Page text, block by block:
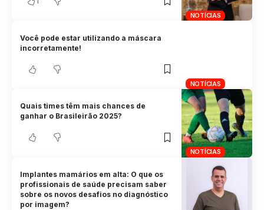
NOTÍCIAS
NOTÍCIAS
Você pode estar utilizando a máscara
incorretamente!
NOTÍCIAS
Quais times têm mais chances de
ganhar o Brasileirão 2025?
Implantes mamários em alta: O que os
profissionais de saúde precisam saber
sobre os novos desafios no diagnóstico
por imagem?